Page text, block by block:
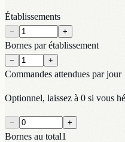
Établissements
− +
Bornes par établissement
− +
Commandes attendues par jour
Optionnel, laissez à 0 si vous
− +
Bornes au total1